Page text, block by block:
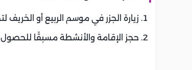
زيارة الجزر في موسم الربيع أو الخريف
حجز الإقامة والأنشطة مسبقًا